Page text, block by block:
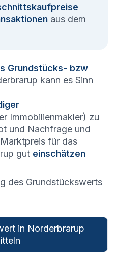
aus dem
Grundstücks- bzw
kann es Sinn
Immobilienmakler) zu
und Nachfrage und
für das
gut einschätzen
des Grundstückswerts
in Norderbrarup